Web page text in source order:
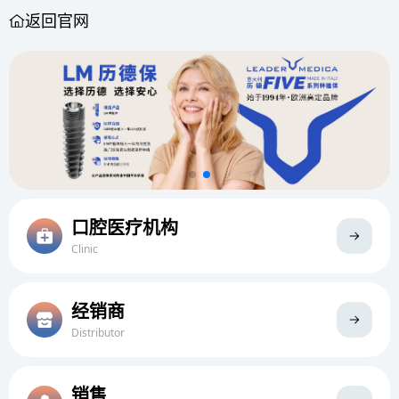
返回官网
口腔医疗机构
Clinic
经销商
Distributor